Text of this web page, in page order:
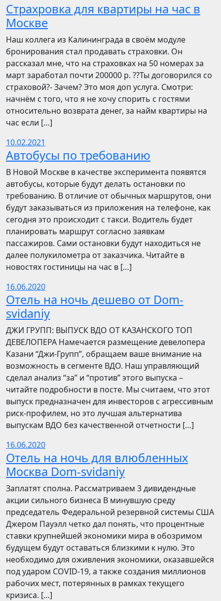
Страхровка для квартиры на час в
Москве
Наш коллега из Калининграда в своём модуле
бронирования стал продавать страховки. Он
рассказал мне, что на страховках на 50 номерах за
март заработал почти 200000 р. ??Ты договорился со
страховой?- Зачем? Это моя доп услуга. Смотри:
начнём с того, что я не хочу спорить с гостями
относительно возврата денег, за найм квартиры на
час если […]
10.02.2021
Автобусы по требованию
В Новой Москве в качестве эксперимента появятся
автобусы, которые будут делать остановки по
требованию. В отличие от обычных маршрутов, они
будут заказываться из приложения на телефоне, как
сегодня это происходит с такси. Водитель будет
планировать маршрут согласно заявкам
пассажиров. Сами остановки будут находиться не
далее полукилометра от заказчика. Читайте в
новостях гостиницы на час в […]
16.06.2020
Отель на ночь дешево от Dom-
svidaniy
​​ДЖИ ГРУПП: ВЫПУСК ВДО ОТ КАЗАНСКОГО ТОП
ДЕВЕЛОПЕРА Намечается размещение девелопера
Казани “Джи-Групп”, обращаем ваше внимание на
возможность в сегменте ВДО. Наш управляющий
сделал анализ “за” и “против” этого выпуска –
читайте подробности в посте. Мы считаем, что этот
выпуск предназначен для инвесторов с агрессивным
риск-профилем, но это лучшая альтернатива
выпускам ВДО без качественной отчетности […]
16.06.2020
Отель на ночь для влюбленных
Москва Dom-svidaniy
Заплатят сполна. Рассматриваем 3 дивидендные
акции сильного бизнеса В минувшую среду
председатель Федеральной резервной системы США
Джером Пауэлл четко дал понять, что процентные
ставки крупнейшей экономики мира в обозримом
будущем будут оставаться близкими к нулю. Это
необходимо для оживления экономики, оказавшейся
под ударом COVID-19, а также создания миллионов
рабочих мест, потерянных в рамках текущего
кризиса. […]